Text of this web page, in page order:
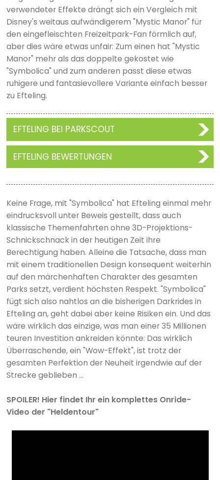
verwendeter Effekte drängt sich ein Vergleich mit
Disney's weitaus aufwändigerem "Mystic Manor" für
den eingefleischten Freizeitpark-Fan förmlich auf,
aber dies wäre etwas unfair: Zum einen hat "Mystic
Manor" mehr als das doppelte gekostet wie
"Symbolica" und zum anderen passt diese etwas
ruhigere und fantasievollere Variante einfach besser
zu Efteling.
EFTELING BEI PARKSCOUT
EFTELING BEWERTUNGEN
Keine Frage, mit "Symbolica" hat Efteling einmal mehr
eindrucksvoll unter Beweis gestellt, dass auch
klassische Themenfahrten ohne 3D-Projektions-
Schnickschnack in der heutigen Zeit ihre
Berechtigung haben. Alleine die Tatsache, dass man
mit einem traditionellen Design konsequent weiterhin
auf den märchenhaften Charakter des gesamten
Parks setzt, verdient höchsten Respekt. "Symbolica"
fügt sich also nahtlos an die bisherigen Darkrides in
Efteling an, geht dabei aber keine Risiken ein. Und das
wäre wirklich das einzige, was man einer 35 Millionen
teuren Investition ankreiden könnte: Das wirklich
Überraschende, ein "Wow-Effekt", ist trotz der
gesamten Perfektion der Neuheit irgendwie auf der
Strecke geblieben ...
SPOILER! Hier findet Ihr ein komplettes Onride-
Video der "Heldentour"